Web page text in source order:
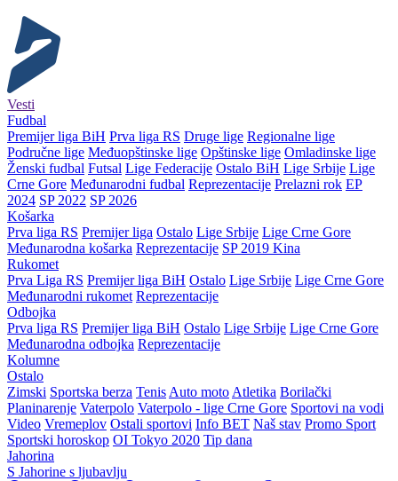
Vesti
Fudbal
Premijer liga BiH Prva liga RS Druge lige Regionalne lige
Područne lige Međuopštinske lige Opštinske lige Omladinske lige
Ženski fudbal Futsal Lige Federacije Ostalo BiH Lige Srbije Lige
Crne Gore Međunarodni fudbal Reprezentacije Prelazni rok EP
2024 SP 2022 SP 2026
Košarka
Prva liga RS Premijer liga Ostalo Lige Srbije Lige Crne Gore
Međunarodna košarka Reprezentacije SP 2019 Kina
Rukomet
Prva Liga RS Premijer liga BiH Ostalo Lige Srbije Lige Crne Gore
Međunarodni rukomet Reprezentacije
Odbojka
Prva liga RS Premijer liga BiH Ostalo Lige Srbije Lige Crne Gore
Međunarodna odbojka Reprezentacije
Kolumne
Ostalo
Zimski Sportska berza Tenis Auto moto Atletika Borilački
Planinarenje Vaterpolo Vaterpolo - lige Crne Gore Sportovi na vodi
Video Vremeplov Ostali sportovi Info BET Naš stav Promo Sport
Sportski horoskop OI Tokyo 2020 Tip dana
Jahorina
S Jahorine s ljubavlju